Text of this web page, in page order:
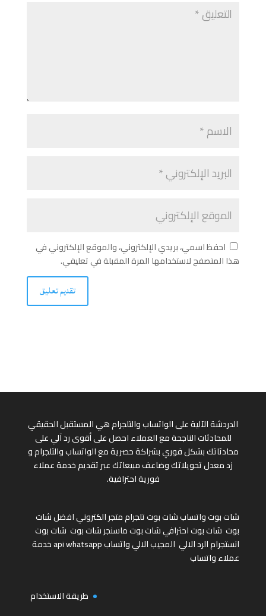
احفظ اسمي، بريدي الإلكتروني، والموقع الإلكتروني في
هذا المتصفح لاستخدامها المرة المقبلة في تعليقي.
الدردشة الآلية على الواتساب والتلجرام هي المستقبل الحقيقي
للمحادثات الناجحة مع العملاء احصل على أقوى رد آلي على
محادثاتك بشكل فوري بشراكة حصرية مع الواتساب والتلجرام و
زد معدل تحويلاتك وضاعف مبيعاتك عبر تقديم خدمة عملاء
فورية احترافية.
شات بوت واتسابشات بوت تلجراممتجر الكترونيافضل شات
بوت شات بوت احترافيشات بوت ماسنجرشات بوت شات بوت
انستجرامالرد الالي المجيب الالي واتسابapi whatsappخدمة
عملاء واتساب
طريقة الاستخدام